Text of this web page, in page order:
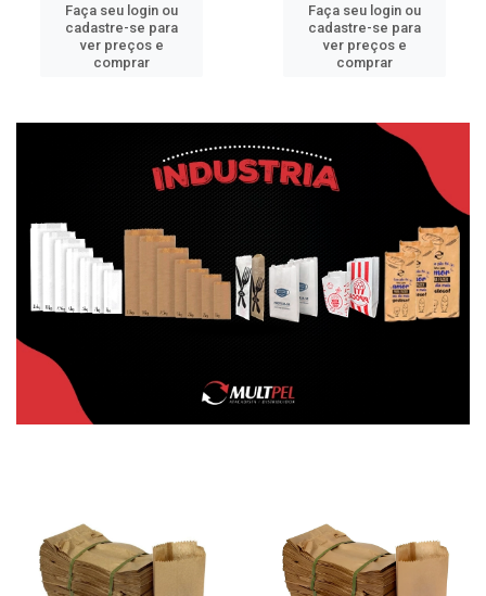
Faça seu login ou
cadastre-se para
ver preços e
comprar
Faça seu login ou
cadastre-se para
ver preços e
comprar